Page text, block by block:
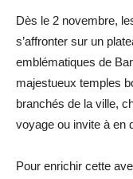
Dès le 2 novembre,
s’affronter sur un
emblématiques de
majestueux temples
branchés de la ville,
voyage ou invite à en
Pour enrichir cette